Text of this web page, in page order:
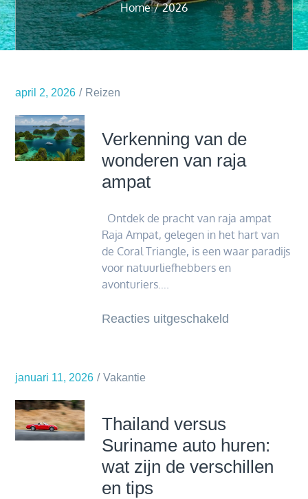
Home 2026
april 2, 2026 Reizen
Verkenning van de
wonderen van raja
ampat
Ontdek de pracht van raja ampat
Raja Ampat, gelegen in het hart van
de Coral Triangle, is een waar paradijs
voor natuurliefhebbers en
avonturiers….
Reacties uitgeschakeld
ampat
januari 11, 2026 Vakantie
Thailand versus
Suriname auto huren:
wat zijn de verschillen
en tips